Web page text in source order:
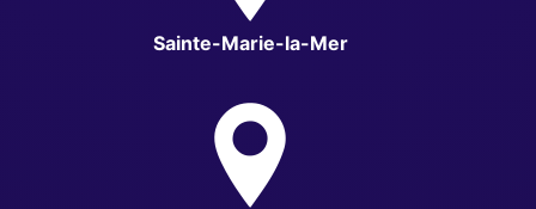
Sainte-Marie-la-Mer